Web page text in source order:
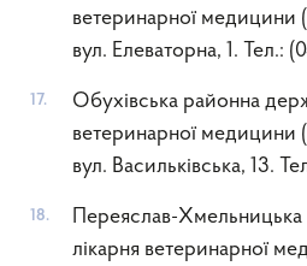
ветеринарної медицини
вул. Елеваторна, 1. Тел.:
Обухівська районна
ветеринарної медицини
вул. Васильківська, 13.
Переяслав-
лікарня ветеринарної